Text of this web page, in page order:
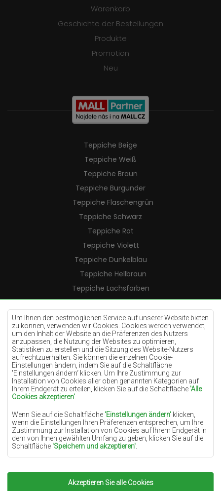
Um Ihnen den bestmöglichen Service auf unserer Website bieten
zu können, verwenden wir Cookies. Cookies werden verwendet,
um den Inhalt der Website an die Präferenzen des Nutzers
anzupassen, die Nutzung der Websites zu optimieren,
Statistiken zu erstellen und die Sitzung des Website-Nutzers
aufrechtzuerhalten. Sie können die einzelnen Cookie-
Einstellungen ändern, indem Sie auf die Schaltfläche
'Einstellungen ändern‘ klicken. Um Ihre Zustimmung zur
Installation von Cookies aller oben genannten Kategorien auf
Ihrem Endgerät zu erteilen, klicken Sie auf die Schaltfläche 'Alle
Cookies akzeptieren'
Wenn Sie auf die Schaltfläche 'Einstellungen ändern' klicken,
wenn die Einstellungen Ihren Präferenzen entsprechen, um Ihre
Zustimmung zur Installation von Cookies auf Ihrem Endgerät in
dem von Ihnen gewählten Umfang zu geben, klicken Sie auf die
Schaltfläche 'Speichern und akzeptieren'
Grundlage für die Verarbeitung das berechtigte Interesse des
Datenverwalters (TEPPICHECHEMEX) oder Dritter in Form der
Bereitstellung qualitativ hochwertiger Dienste auf unserer
Akzeptieren Sie alle Cookies
Warenkorb
Geschichte der Bestellungen
Produkte
Promotion
Neu
Teppiche Beige
Teppiche Weiß
Teppiche Braun
Teppiche Burgunder
Teppiche Flaschengrün
Teppiche Schwarz
Teppiche Rot
Teppiche Violett
Teppiche Dunkelblau
Teppiche Hellbraun
Teppiche Lachsfarben
Teppiche Cremefarben
Teppiche Lilac
Teppiche Gelb
Teppiche Pfefferminz
Teppiche Blau
Teppiche Orange
Teppiche Rosa
Teppiche Terrakotte
Teppiche Grün
Teppiche Golden
Copyright 2022Teppiche Chemex.Alle Rechte